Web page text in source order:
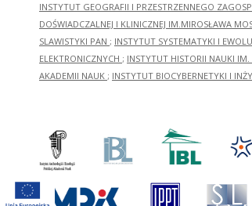
INSTYTUT GEOGRAFII I PRZESTRZENNEGO
DOŚWIADCZALNEJ I KLINICZNEJ IM.MIROSŁAWA
SLAWISTYKI PAN ; INSTYTUT SYSTEMATYKI I
ELEKTRONICZNYCH ; INSTYTUT HISTORII NAUKI IM.
AKADEMII NAUK ; INSTYTUT BIOCYBERNETYKI I